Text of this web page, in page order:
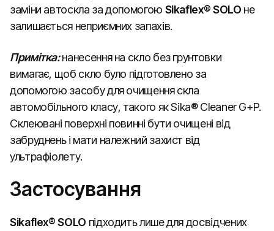
заміни автоскла за допомогою Sikaflex® SOLO не
залишається неприємних запахів.
Примітка:нанесення на скло без грунтовки
вимагає, щоб скло було підготовлено за
допомогою засобу для очищення скла
автомобільного класу, такого як Sika® Cleaner G+P.
Склеювані поверхні повинні бути очищені від
забруднень і мати належний захист від
ультрафіолету.
Застосування
Sikaflex® SOLO підходить лише для досвідчених